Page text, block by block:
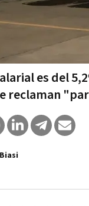
es del
reclaman